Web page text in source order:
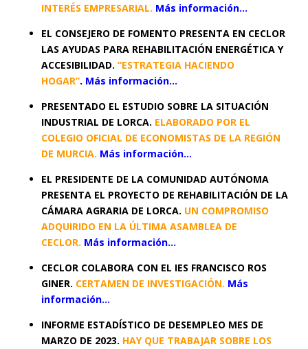
INTERÉS EMPRESARIAL. Más información…
EL CONSEJERO DE FOMENTO PRESENTA EN CECLOR
LAS AYUDAS PARA REHABILITACIÓN ENERGÉTICA Y
ACCESIBILIDAD. “ESTRATEGIA HACIENDO
HOGAR”. Más información…
PRESENTADO EL ESTUDIO SOBRE LA SITUACIÓN
INDUSTRIAL DE LORCA. ELABORADO POR EL
COLEGIO OFICIAL DE ECONOMISTAS DE LA REGIÓN
DE MURCIA. Más información…
EL PRESIDENTE DE LA COMUNIDAD AUTÓNOMA
PRESENTA EL PROYECTO DE REHABILITACIÓN DE LA
CÁMARA AGRARIA DE LORCA. UN COMPROMISO
ADQUIRIDO EN LA ÚLTIMA ASAMBLEA DE
CECLOR. Más información…
CECLOR COLABORA CON EL IES FRANCISCO ROS
GINER. CERTAMEN DE INVESTIGACIÓN. Más
información…
INFORME ESTADÍSTICO DE DESEMPLEO MES DE
MARZO DE 2023. HAY QUE TRABAJAR SOBRE LOS